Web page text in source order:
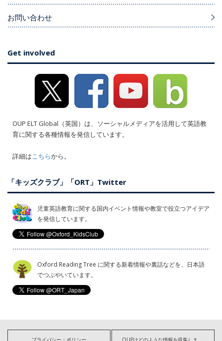
お問い合わせ
Get involved
OUP ELT Global（英国）は、ソーシャルメディアを活用して英語教
育に関する各種情報を発信しています。
詳細はこちらから。
「キッズクラブ」「ORT」Twitter
児童英語教育に関する国内イベント情報や教室で役立つアイデア
を発信しています。
Oxford Reading Tree に関する新着情報や裏話などを、日本語
でつぶやいています。
プライバシー・ポリシー